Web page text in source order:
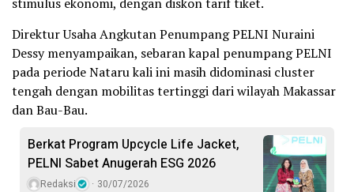
Direktur Usaha Angkutan Penumpang PELNI Nuraini
Dessy menyampaikan, sebaran kapal penumpang PELNI
pada periode Nataru kali ini masih didominasi cluster
tengah dengan mobilitas tertinggi dari wilayah Makassar
dan Bau-Bau.
Berkat Program Upcycle Life Jacket,
PELNI Sabet Anugerah ESG 2026
Redaksi 30/07/2026